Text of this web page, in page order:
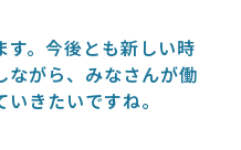
す。今後とも新しい時
ながら、みなさんが働
きたいですね。